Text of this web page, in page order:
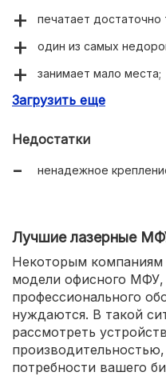
печатает достаточно
один из самых
занимает мало места;
простое управление
Загрузить еще
Недостатки
ненадежное
Лучшие лазерные
Некоторым компаниям
модели офисного МФУ,
профессионального
нуждаются. В такой
рассмотреть
потребности вашего